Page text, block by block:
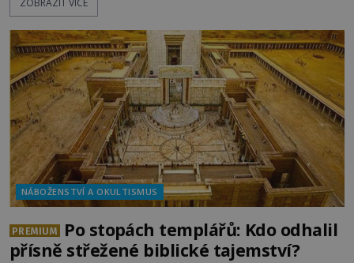
považovány za důkaz svatosti zemřelých. Jaké
osobností ochraňují? Na hřbitově u kláštera
Milosrdných
NÁBOŽENSTVÍ A OKULTISMUS
PREMIUM
Po stopách templářů: Kdo odhalil
přísně střežené biblické tajemství?